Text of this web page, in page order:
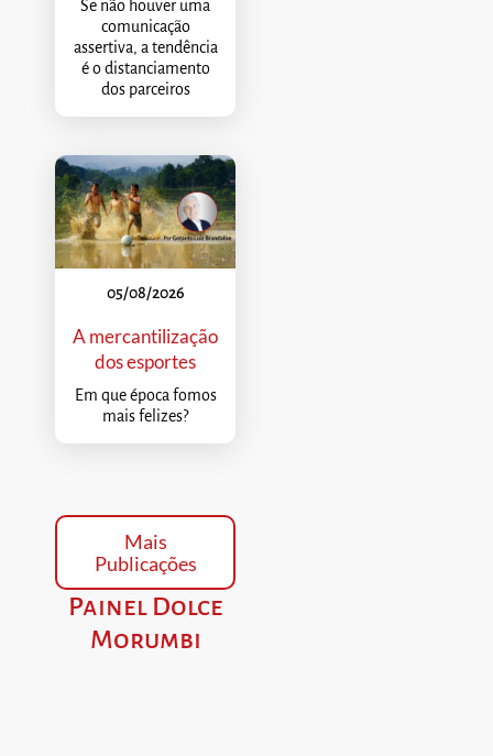
Se não houver uma
comunicação
assertiva, a tendência
é o distanciamento
dos parceiros
05/08/2026
A mercantilização
dos esportes
Em que época fomos
mais felizes?
Mais
Publicações
Painel Dolce
Morumbi